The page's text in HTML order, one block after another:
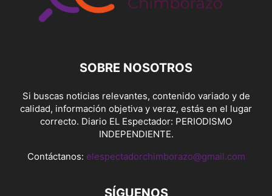
SOBRE NOSOTROS
Si buscas noticias relevantes, contenido variado y de
calidad, información objetiva y veraz, estás en el lugar
correcto. Diario EL Espectador: PERIODISMO
INDEPENDIENTE.
Contáctanos: elespectadorchimborazo@gmail.com